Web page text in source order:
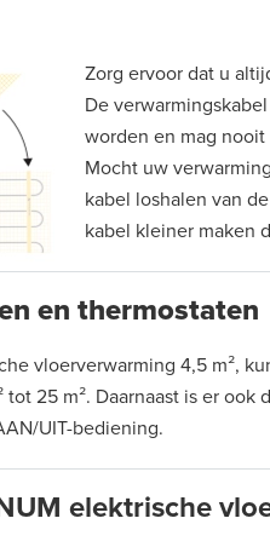
Zorg ervoor dat u
De
worden en mag
Mocht uw
kabel loshalen van
kabel kleiner maken
en thermostaten
vloerverwarming 4,5 m²,
tot 25 m². Daarnaast is er
UIT-bediening.
elektrische